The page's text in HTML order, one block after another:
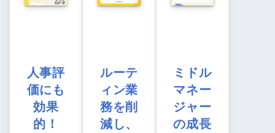
人事評
価にも
効果
的！
ルーテ
ィン業
務を削
減し、
ミドル
マネー
ジャー
の成長